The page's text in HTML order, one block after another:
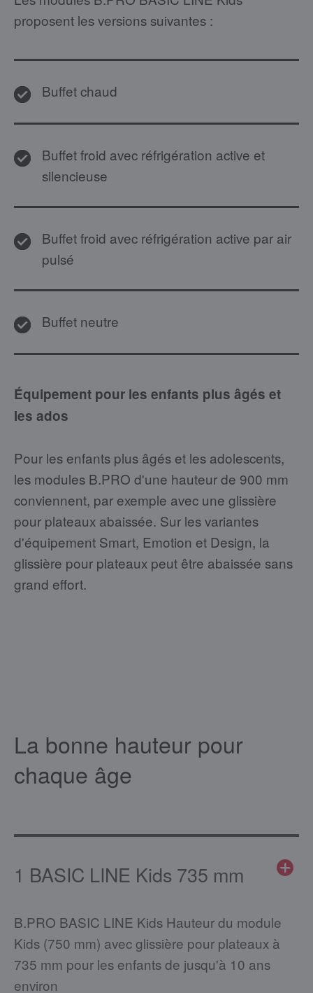
proposent les versions suivantes :
Buffet chaud
Buffet froid avec réfrigération active et
silencieuse
Buffet froid avec réfrigération active par air
pulsé
Buffet neutre
Équipement pour les enfants plus âgés et
les ados
Pour les enfants plus âgés et les adolescents,
les modules B.PRO d'une hauteur de 900 mm
conviennent, par exemple avec une glissière
pour plateaux abaissée. Sur les variantes
d'équipement Smart, Emotion et Design, la
glissière pour plateaux peut être abaissée sans
grand effort.
La bonne hauteur pour
chaque âge
1 BASIC LINE Kids 735 mm
B.PRO BASIC LINE Kids Hauteur du module
Kids (750 mm) avec glissière pour plateaux à
735 mm pour les enfants de jusqu'à 10 ans
environ